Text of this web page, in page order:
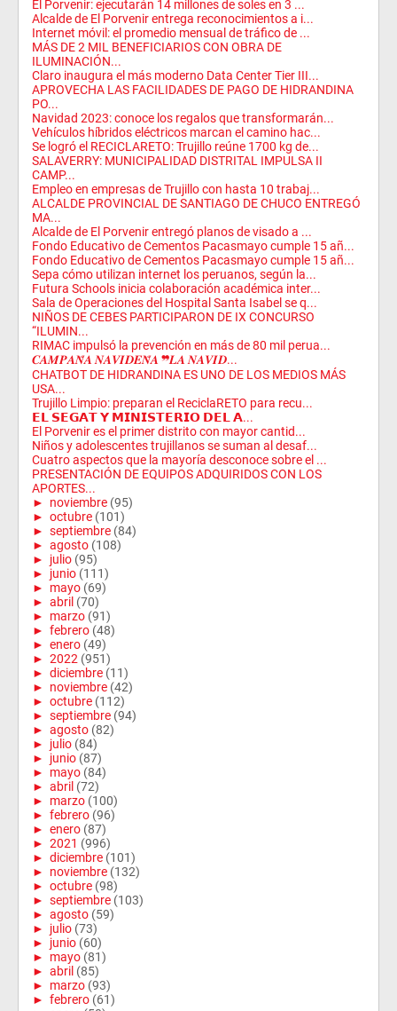
El Porvenir: ejecutarán 14 millones de soles en 3 ...
Alcalde de El Porvenir entrega reconocimientos a i...
Internet móvil: el promedio mensual de tráfico de ...
MÁS DE 2 MIL BENEFICIARIOS CON OBRA DE
ILUMINACIÓN...
Claro inaugura el más moderno Data Center Tier III...
APROVECHA LAS FACILIDADES DE PAGO DE HIDRANDINA
PO...
Navidad 2023: conoce los regalos que transformarán...
Vehículos híbridos eléctricos marcan el camino hac...
Se logró el RECICLARETO: Trujillo reúne 1700 kg de...
SALAVERRY: MUNICIPALIDAD DISTRITAL IMPULSA II
CAMP...
Empleo en empresas de Trujillo con hasta 10 trabaj...
ALCALDE PROVINCIAL DE SANTIAGO DE CHUCO ENTREGÓ
MA...
Alcalde de El Porvenir entregó planos de visado a ...
Fondo Educativo de Cementos Pacasmayo cumple 15 añ...
Fondo Educativo de Cementos Pacasmayo cumple 15 añ...
Sepa cómo utilizan internet los peruanos, según la...
Futura Schools inicia colaboración académica inter...
Sala de Operaciones del Hospital Santa Isabel se q...
NIÑOS DE CEBES PARTICIPARON DE IX CONCURSO
“ILUMIN...
RIMAC impulsó la prevención en más de 80 mil perua...
𝑪𝑨𝑴𝑷𝑨𝑵̃𝑨 𝑵𝑨𝑽𝑰𝑫𝑬𝑵̃𝑨 ❞𝑳𝑨 𝑵𝑨𝑽𝑰𝑫...
CHATBOT DE HIDRANDINA ES UNO DE LOS MEDIOS MÁS
USA...
Trujillo Limpio: preparan el ReciclaRETO para recu...
𝗘𝗟 𝗦𝗘𝗚𝗔𝗧 𝗬 𝗠𝗜𝗡𝗜𝗦𝗧𝗘𝗥𝗜𝗢 𝗗𝗘𝗟 𝗔...
El Porvenir es el primer distrito con mayor cantid...
Niños y adolescentes trujillanos se suman al desaf...
Cuatro aspectos que la mayoría desconoce sobre el ...
PRESENTACIÓN DE EQUIPOS ADQUIRIDOS CON LOS
APORTES...
► noviembre (95)
► octubre (101)
► septiembre (84)
► agosto (108)
► julio (95)
► junio (111)
► mayo (69)
► abril (70)
► marzo (91)
► febrero (48)
► enero (49)
► 2022 (951)
► diciembre (11)
► noviembre (42)
► octubre (112)
► septiembre (94)
► agosto (82)
► julio (84)
► junio (87)
► mayo (84)
► abril (72)
► marzo (100)
► febrero (96)
► enero (87)
► 2021 (996)
► diciembre (101)
► noviembre (132)
► octubre (98)
► septiembre (103)
► agosto (59)
► julio (73)
► junio (60)
► mayo (81)
► abril (85)
► marzo (93)
► febrero (61)